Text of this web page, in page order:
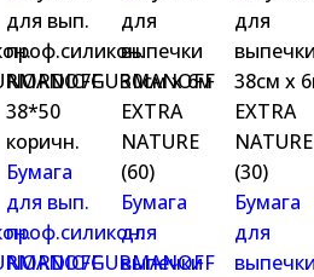
Бумага
для вып.
проф.силикон.
NORDIC/GURMANOFF
Бумага
для
выпечки
Бумага
для